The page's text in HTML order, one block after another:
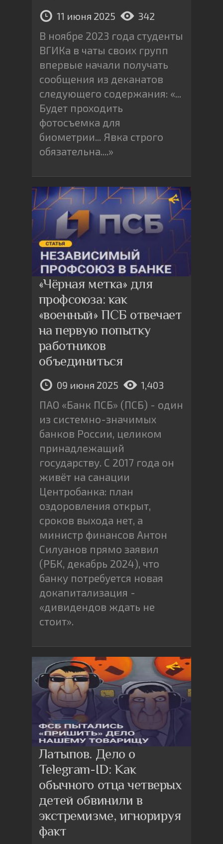
11 июня 2025 342
В ноябре 2023 года студенты
ВГИКа в чаты своих групп
впервые начали получать
сообщения из деканатов
следующего содержания: «...
Будет проходить
фотосъемка для
биометрии... Явка строго
обязательна....»
«Чёрная метка» для
профсоюза: как
«военный» ПСБ отвечает
на первую попытку
работников
объединиться
09 июня 2025 1,403
ПАО «Банк ПСБ» (ПСБ) - один
из системно-значимых
банков России, целиком
принадлежащий
государству. С 2017 года он
живёт на санации
Центробанка: план
оздоровления открыт,
сроков выхода нет, а
министр финансов Антон
Силуанов прямо заявил
(РБК, декабрь 2024), что
банку потребуется новая
докапитализация -
«дивидендов ждать не
стоит».
Латыпов. Дело о
Telegram-ID: Как
обычного отца четверых
детей обвинили в
экстремизме, игнорируя
факт